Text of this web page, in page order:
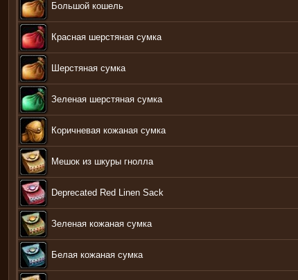
Большой кошель
Красная шерстяная сумка
Шерстяная сумка
Зеленая шерстяная сумка
Коричневая кожаная сумка
Мешок из шкуры гнолла
Deprecated Red Linen Sack
Зеленая кожаная сумка
Белая кожаная сумка